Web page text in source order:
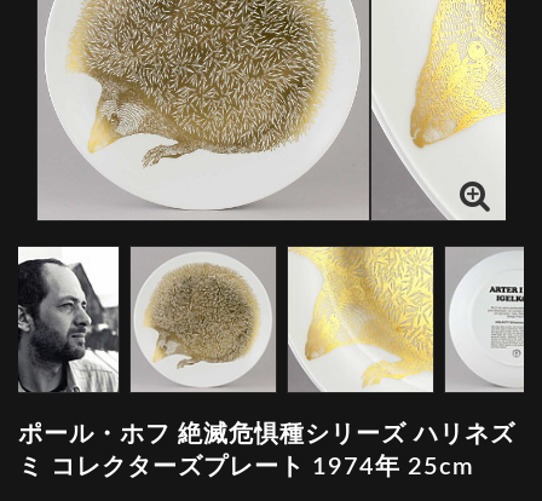
ポール・ホフ 絶滅危惧種シリーズ ハリネズ
ミ コレクターズプレート 1974年 25cm